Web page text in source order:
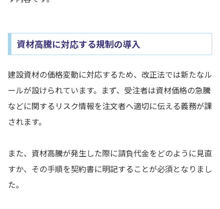
資材高騰に対応する規制の導入
建設資材の価格変動に対応するため、改正法では新たなル
ールが設けられています。まず、受注者は資材価格の急騰
などに関するリスク情報を注文者へ適切に伝える義務が課
されます。
また、資材高騰が発生した際に請負代金をどのように見直
すか、その手順を契約書に明記することが必須となりまし
た。